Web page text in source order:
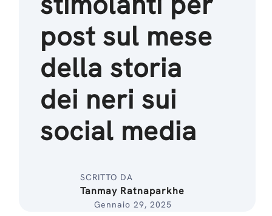
post sul mese
della storia
dei neri sui
social media
SCRITTO DA
Tanmay Ratnaparkhe
Gennaio 29, 2025